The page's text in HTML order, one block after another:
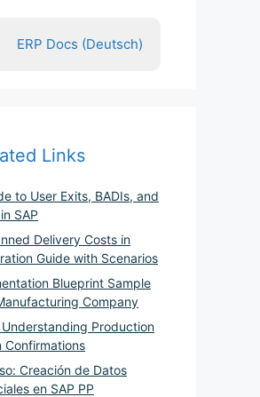
ERP Docs (Deutsch)
Links
to User Exits, BADIs, and
SAP
Delivery Costs in
Guide with Scenarios
Blueprint Sample
Company
Understanding Production
Confirmations
Creación de Datos
en SAP PP